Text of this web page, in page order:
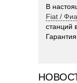
В
Fiat /
станций